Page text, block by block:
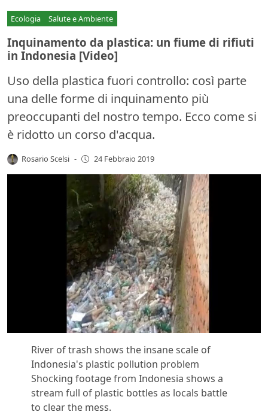
Ecologia Salute e Ambiente
Inquinamento da plastica: un fiume di rifiuti
in Indonesia [Video]
Uso della plastica fuori controllo: così parte
una delle forme di inquinamento più
preoccupanti del nostro tempo. Ecco come si
è ridotto un corso d'acqua.
Rosario Scelsi - 24 Febbraio 2019
River of trash shows the insane scale of
Indonesia's plastic pollution problem
Shocking footage from Indonesia shows a
stream full of plastic bottles as locals battle
to clear the mess.